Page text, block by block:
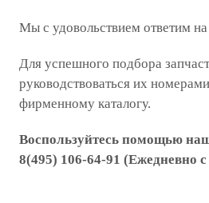
Мы с удовольствием ответим
Для успешного подбора
руководствоваться их
фирменному каталогу.
Воспользуйтесь помощью
8(495) 106-64-91 (Ежедневно